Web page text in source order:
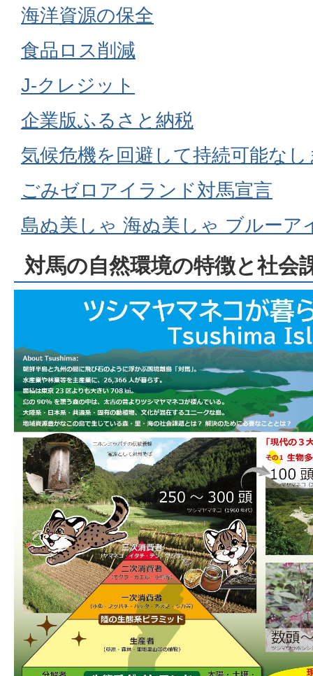
海洋資源の保全
食品ロス削減
J-クレジット
企業版ふるさと納税
気候危機を回避して持続可能な
ごみゼロアイランド対馬宣言
島ぬ美しゃ 海ぬ美しゃ ブルーア
対馬の自然環境の特徴と社会